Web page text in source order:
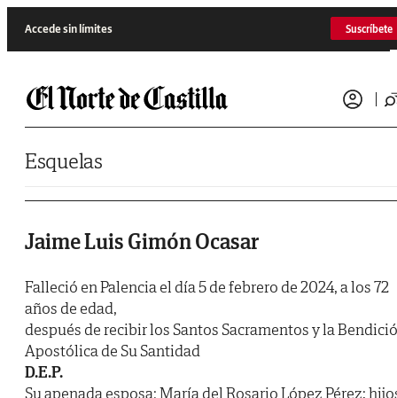
Accede sin límites Suscríbete
Esquelas
Jaime Luis Gimón Ocasar
Falleció en Palencia el día 5 de febrero de 2024, a los 72
años de edad,
después de recibir los Santos Sacramentos y la
Apostólica de Su Santidad
D.E.P.
Su apenada esposa: María del Rosario López Pérez;